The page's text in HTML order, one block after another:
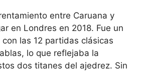
entre Caruana y
en Londres en 2018. Fue un
las 12 partidas clásicas
lo que reflejaba la
dos titanes del ajedrez. Sin